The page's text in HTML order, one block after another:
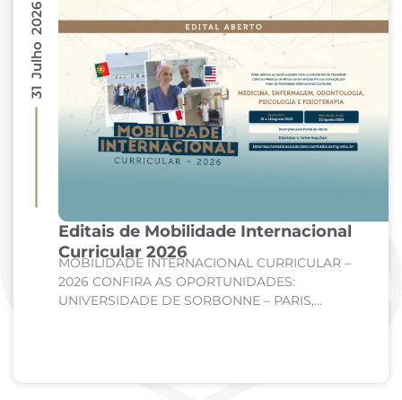
Editais de Mobilidade Internacional
Curricular 2026
MOBILIDADE INTERNACIONAL CURRICULAR –
2026 CONFIRA AS OPORTUNIDADES:
UNIVERSIDADE DE SORBONNE – PARIS,
31 Julho 2026